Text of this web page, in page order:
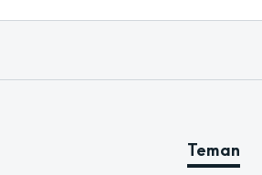
Teman